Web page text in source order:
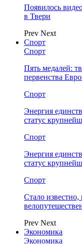
Появилось
в Твери
Prev Next
Спорт
Спорт
Пять медалей:
первенства
Спорт
Энергия
статус
Спорт
Энергия
статус
Спорт
Стало известно,
Prev Next
Экономика
Экономика